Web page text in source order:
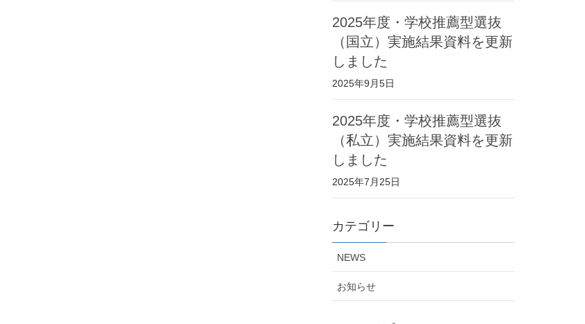
2025年度・学校推薦型選抜
（国立）実施結果資料を更新
しました
2025年9月5日
2025年度・学校推薦型選抜
（私立）実施結果資料を更新
しました
2025年7月25日
カテゴリー
NEWS
お知らせ